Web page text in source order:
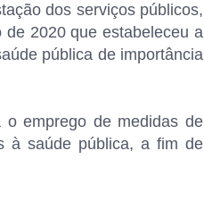
dos serviços públicos,
2020 que estabeleceu a
pública de importância
o emprego de medidas de
à saúde pública, a fim de